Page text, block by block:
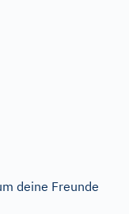
deine Freunde